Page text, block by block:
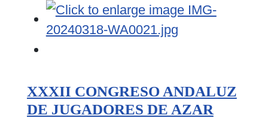
XXXII CONGRESO ANDALUZ
DE JUGADORES DE AZAR